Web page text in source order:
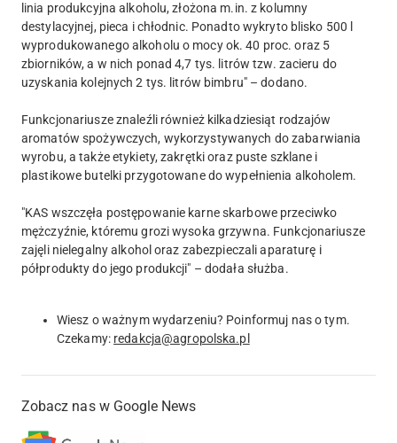
linia produkcyjna alkoholu, złożona m.in. z kolumny
destylacyjnej, pieca i chłodnic. Ponadto wykryto blisko 500 l
wyprodukowanego alkoholu o mocy ok. 40 proc. oraz 5
zbiorników, a w nich ponad 4,7 tys. litrów tzw. zacieru do
uzyskania kolejnych 2 tys. litrów bimbru" – dodano.
Funkcjonariusze znaleźli również kilkadziesiąt rodzajów
aromatów spożywczych, wykorzystywanych do zabarwiania
wyrobu, a także etykiety, zakrętki oraz puste szklane i
plastikowe butelki przygotowane do wypełnienia alkoholem.
"KAS wszczęła postępowanie karne skarbowe przeciwko
mężczyźnie, któremu grozi wysoka grzywna. Funkcjonariusze
zajęli nielegalny alkohol oraz zabezpieczali aparaturę i
półprodukty do jego produkcji" – dodała służba.
Wiesz o ważnym wydarzeniu? Poinformuj nas o tym.
Czekamy: redakcja@agropolska.pl
Zobacz nas w Google News